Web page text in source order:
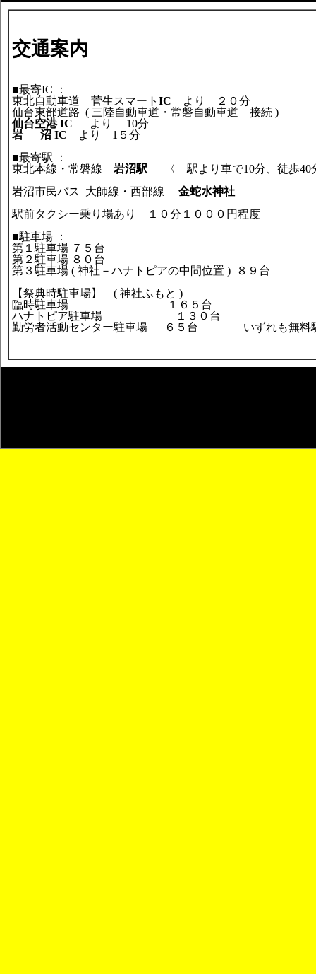
交通案内
■最寄IC ：
東北自動車道 菅生スマート IC より ２０分
仙台東部道路 ( 三陸自動車道・常磐自動車道 接続 )
仙台空港 IC より 10分
岩 沼 IC より 1５分
■最寄駅 ：
東北本線・常磐線 岩沼駅
〈 駅より車で10分、徒歩
岩沼市民バス 大師線・西部線 金蛇水神社
駅前タクシー乗り場あり １０分１０００円程度
■駐車場 ：
第１駐車場 ７５台
第２駐車場 ８０台
第３駐車場 ( 神社－ハナトピアの中間位置 ) ８９台
【祭典時駐車場】 ( 神社ふもと )
臨時駐車場 １６５台
ハナトピア駐車場 １３０台
勤労者活動センター駐車場 ６５台 いずれも無料